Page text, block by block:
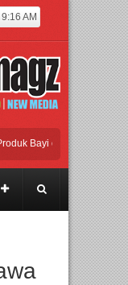
AM
dari Seluruh Dunia,
Housewares Asia
INDONESIA
dari Seluruh Dunia,